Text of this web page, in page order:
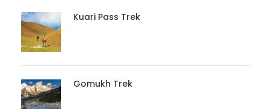
Kuari Pass Trek
Gomukh Trek